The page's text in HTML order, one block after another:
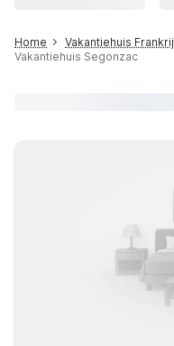
Home Vakantiehuis
Vakantiehuis Segonzac